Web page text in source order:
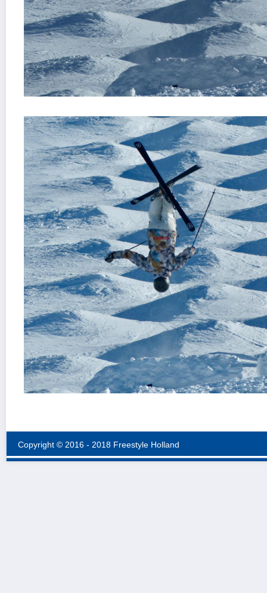
Copyright © 2016 - 2018 Freestyle Holland